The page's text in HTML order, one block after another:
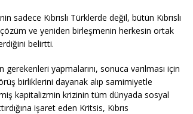
sadece Kıbrıslı Türklerde değil, bütün Kıbrıslı
çözüm ve yeniden birleşmenin herkesin ortak
belirtti.
yapmalarını, sonuca varılması için
birliklerini dayanak alıp samimiyetle
kapitalizmin krizinin tüm dünyada sosyal
işaret eden Kritsis, Kıbrıs